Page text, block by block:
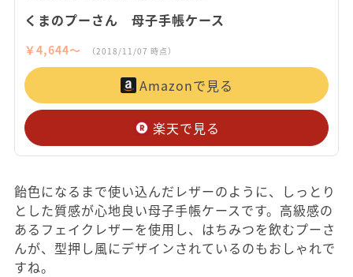
くまのプーさん 母子手帳ケース
￥4,644〜 （2018/11/07 時点）
Amazonで見る
楽天で見る
飴色になるまで使い込んだレザーのように、しっとり
とした質感が心地良い母子手帳ケースです。高級感の
あるフェイクレザーを使用し、はちみつを飲むプーさ
んが、型押し風にデザインされているのもおしゃれで
すね。